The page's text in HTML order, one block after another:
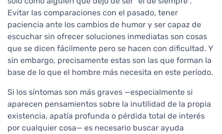
Evitar las comparaciones con el pasado, tener
paciencia ante los cambios de humor y ser capaz de
escuchar sin ofrecer soluciones inmediatas son cosas
que se dicen fácilmente pero se hacen con dificultad. Y
sin embargo, precisamente estas son las que forman la
base de lo que el hombre más necesita en este período.
Si los síntomas son más graves —especialmente si
aparecen pensamientos sobre la inutilidad de la propia
existencia, apatía profunda o pérdida total de interés
por cualquier cosa— es necesario buscar ayuda